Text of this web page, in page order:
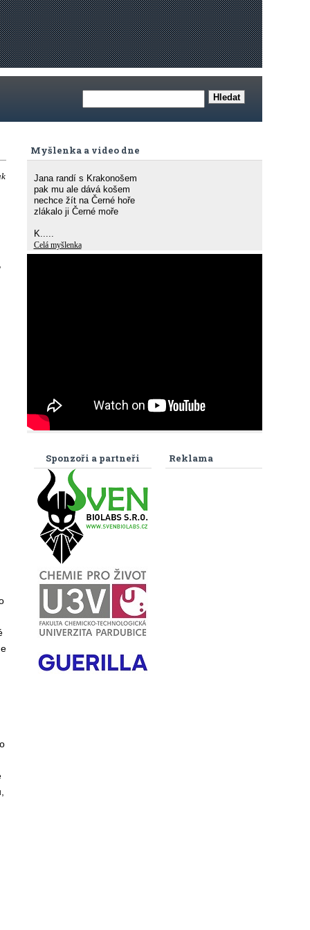
Myšlenka a video dne
Jana randí s Krakonošem
pak mu ale dává košem
nechce žít na Černé hoře
zlákalo ji Černé moře
K.....
Celá myšlenka
Reklama
Sponzoři a partneři